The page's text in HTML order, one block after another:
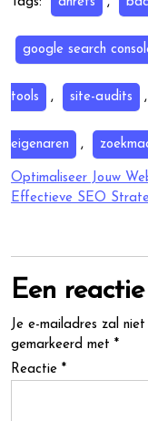
google search
tools , site-audits ,
eigenaren ,
Optimaliseer Jouw
Effectieve SEO
Een
Je e-mailadres zal
gemarkeerd met *
Reactie *